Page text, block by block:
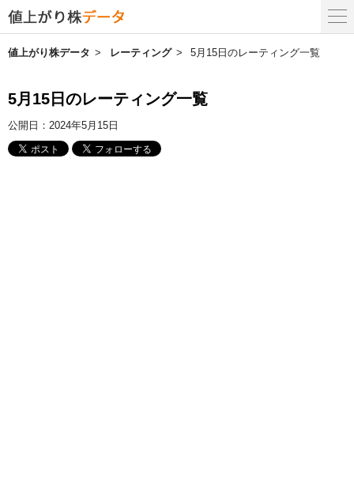
値上がり株データ レーティング 5月15日のレーティング一覧
5月15日のレーティング一覧
公開日： 2024年5月15日